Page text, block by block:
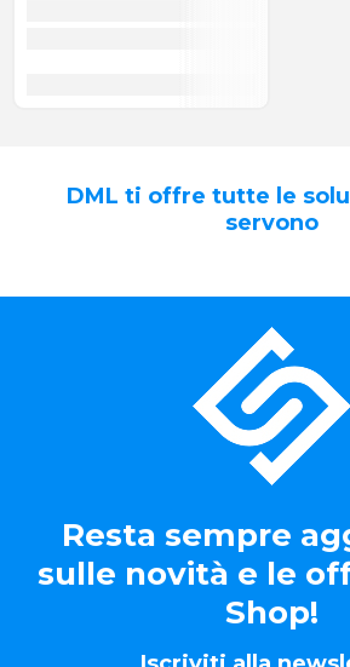
DML ti offre tutte le
servono
Resta sempre
sulle novità e le
Shop!